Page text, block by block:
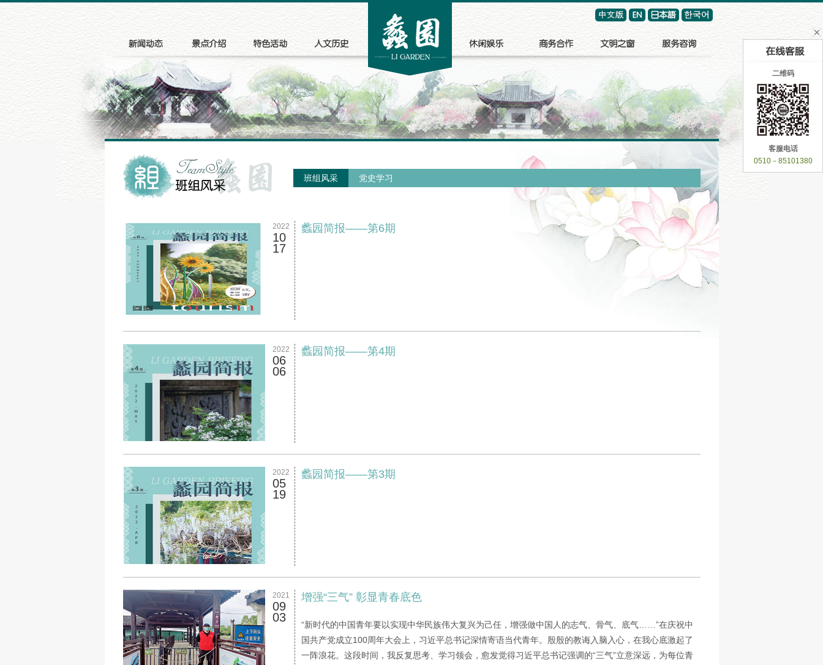
班组风采 党史学习
2022
10
17
蠡园简报——第6期
2022
06
06
蠡园简报——第4期
2022
05
19
蠡园简报——第3期
2021
09
03
增强“三气” 彰显青春底色
“新时代的中国青年要以实现中华民族伟大复兴为己任，增强做中国人的志气、骨气、底气……”在庆祝中
国共产党成立100周年大会上，习近平总书记深情寄语当代青年。殷殷的教诲入脑入心，在我心底激起了
一阵浪花。这段时间，我反复思考、学习领会，愈发觉得习近平总书记强调的“三气”立意深远，为每位青
二维码
客服电话
0510－85101380